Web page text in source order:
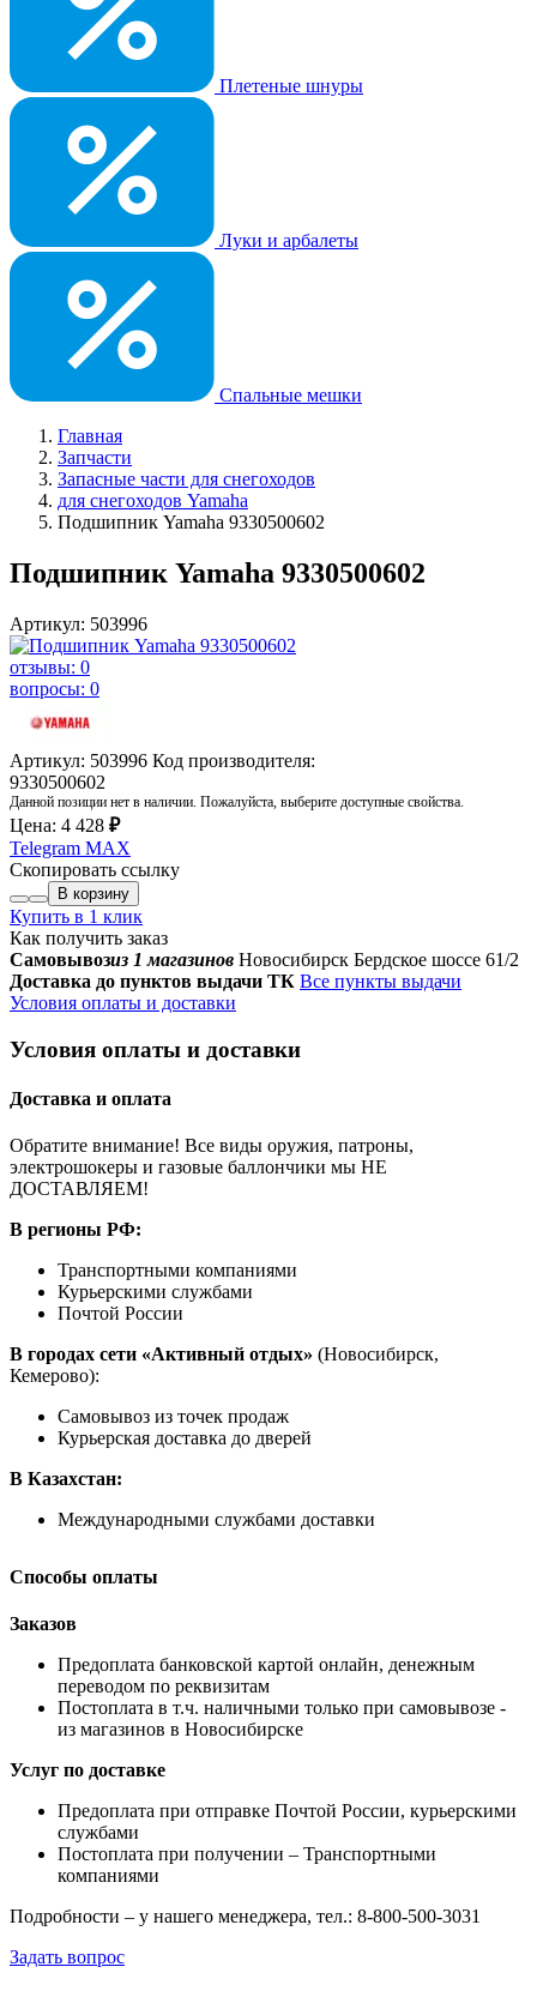
Плетеные шнуры
Луки и арбалеты
Спальные мешки
Главная
Запчасти
Запасные части для снегоходов
для снегоходов Yamaha
Подшипник Yamaha 9330500602
Подшипник Yamaha 9330500602
Артикул: 503996
отзывы: 0
вопросы: 0
Артикул: 503996 Код производителя:
9330500602
Данной позиции нет в наличии. Пожалуйста, выберите доступные свойства.
Цена: 4 428 ₽
Telegram MAX
Скопировать ссылку
В корзину
Купить в 1 клик
Как получить заказ
Самовывозиз 1 магазинов Новосибирск Бердское шоссе 61/2
Доставка до пунктов выдачи ТК Все пункты выдачи
Условия оплаты и доставки
Условия оплаты и доставки
Доставка и оплата
Обратите внимание! Все виды оружия, патроны,
электрошокеры и газовые баллончики мы НЕ
ДОСТАВЛЯЕМ!
В регионы РФ:
Транспортными компаниями
Курьерскими службами
Почтой России
В городах сети «Активный отдых» (Новосибирск,
Кемерово):
Самовывоз из точек продаж
Курьерская доставка до дверей
В Казахстан:
Международными службами доставки
Способы оплаты
Заказов
Предоплата банковской картой онлайн, денежным
переводом по реквизитам
Постоплата в т.ч. наличными только при самовывозе -
из магазинов в Новосибирске
Услуг по доставке
Предоплата при отправке Почтой России, курьерскими
службами
Постоплата при получении – Транспортными
компаниями
Подробности – у нашего менеджера, тел.: 8-800-500-3031
Задать вопрос